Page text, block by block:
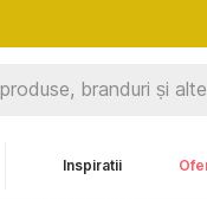
Inspiratii